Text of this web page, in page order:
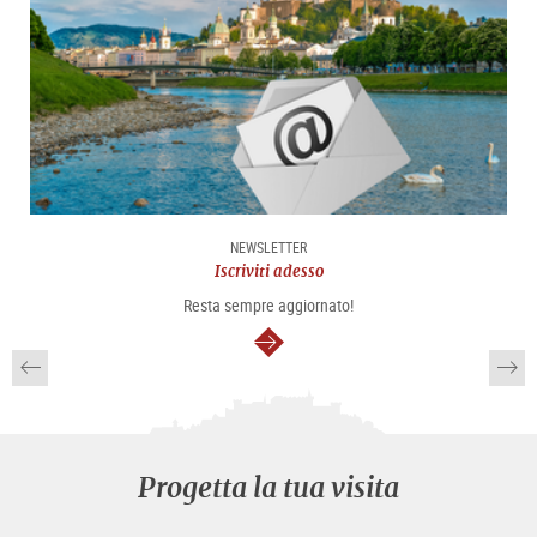
NEWSLETTER
Iscriviti adesso
Resta sempre aggiornato!
segue
Progetta la tua visita